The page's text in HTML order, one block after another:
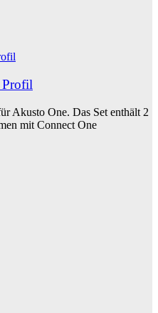
Profil
Akusto One. Das Set enthält 2
mit Connect One